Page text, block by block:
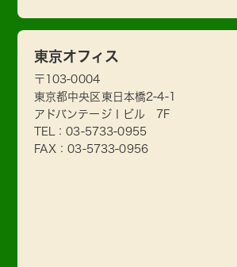
東京オフィス
〒103-0004
東京都中央区東日本橋2-4-1
アドバンテージⅠビル 7F
TEL：03-5733-0955
FAX：03-5733-0956